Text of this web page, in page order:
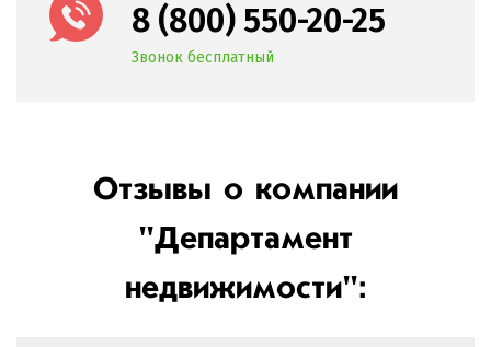
8 (800) 550-20-25
Звонок бесплатный
Отзывы о компании
"Департамент
недвижимости":